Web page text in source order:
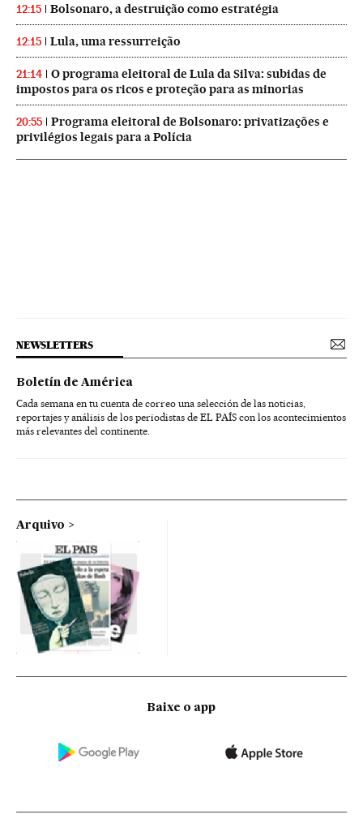
12:15 Bolsonaro, a destruição como estratégia
12:15 Lula, uma ressurreição
21:14
O programa eleitoral de Lula da Silva: subidas de
impostos para os ricos e proteção para as minorias
20:55
Programa eleitoral de Bolsonaro: privatizações e
privilégios legais para a Polícia
NEWSLETTERS
Boletín de América
Cada semana en tu cuenta de correo una selección de las noticias,
reportajes y análisis de los periodistas de EL PAÍS con los acontecimientos
más relevantes del continente.
Arquivo
Baixe o app